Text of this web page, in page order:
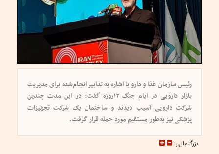
رئیس سازمان غذا و دارو با اشاره به تدابیر انجام‌شده برای مدیریت
بازار دارویی در ایام جنگ ۱۲روزه گفت: در این مدت چندین
شرکت دارویی آسیب دیدند و ساختمان یک شرکت تجهیزات
پزشکی نیز به‌طور مستقیم مورد حمله قرار گرفت.
بزرگنمايي: